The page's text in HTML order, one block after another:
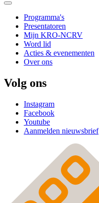
Programma's
Presentatoren
Mijn KRO-NCRV
Word lid
Acties & evenementen
Over ons
Volg ons
Instagram
Facebook
Youtube
Aanmelden nieuwsbrief